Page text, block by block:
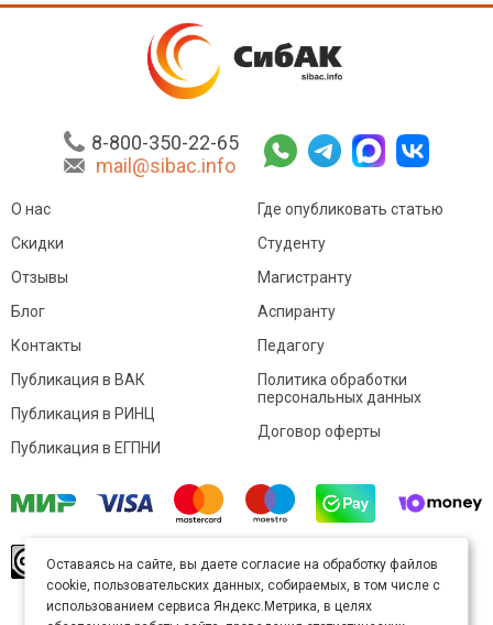
8-800-350-22-65
mail@sibac.info
О нас
Скидки
Отзывы
Блог
Контакты
Где опубликовать статью
Студенту
Магистранту
Аспиранту
Педагогу
Публикация в ВАК
Публикация в РИНЦ
Публикация в ЕГПНИ
Политика обработки
персональных данных
Договор оферты
произведение доступно полицензии Creative
Commons «Attribution» («Атрибуция») 4.0
Непортированная.
Оставаясь на сайте, вы даете согласие на обработку файлов
cookie, пользовательских данных, собираемых, в том числе с
использованием сервиса Яндекс.Метрика, в целях